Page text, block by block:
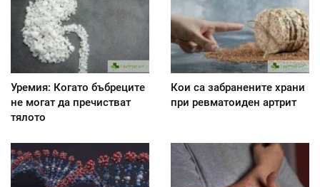
Уремия: Когато бъбреците
не могат да пречистват
тялото
Кои са забранените храни
при ревматоиден артрит